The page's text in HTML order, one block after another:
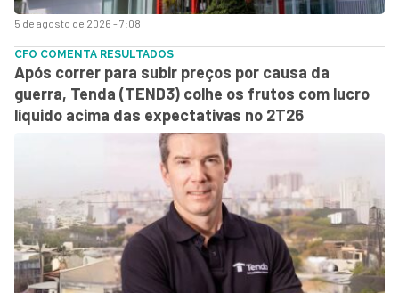
5 de agosto de 2026 - 7:08
CFO COMENTA RESULTADOS
Após correr para subir preços por causa da
guerra, Tenda (TEND3) colhe os frutos com lucro
líquido acima das expectativas no 2T26